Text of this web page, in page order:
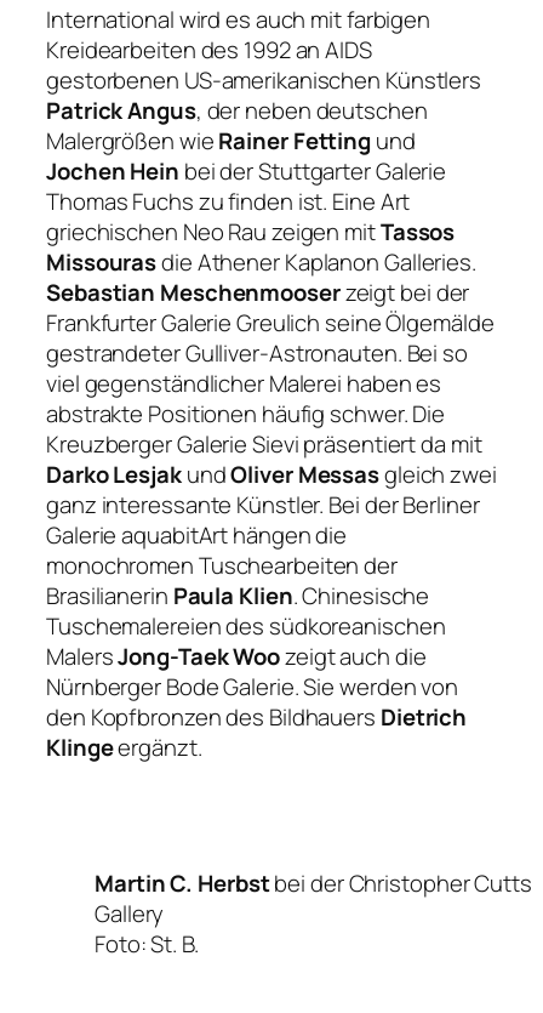
International wird es auch mit farbigen
Kreidearbeiten des 1992 an AIDS
gestorbenen US-amerikanischen Künstlers
Patrick Angus, der neben deutschen
Malergrößen wieRainer Fetting und
Jochen Hein bei der Stuttgarter Galerie
Thomas Fuchs zu finden ist. Eine Art
griechischen Neo Rau zeigen mitTassos
Missourasdie Athener Kaplanon Galleries.
Sebastian Meschenmooserzeigt bei der
Frankfurter Galerie Greulich seine Ölgemälde
gestrandeterGulliver-Astronauten. Bei so
viel gegenständlicher Malerei haben es
abstrakte Positionen häufig schwer. Die
Kreuzberger Galerie Sievi präsentiert da mit
Darko LesjakundOliver Messasgleich zwei
ganz interessante Künstler. Bei der Berliner
Galerie aquabitArt hängen die
monochromen Tuschearbeiten der
Brasilianerin Paula Klien. Chinesische
Tuschemalereien des südkoreanischen
MalersJong-Taek Woozeigt auch die
Nürnberger Bode Galerie. Sie werden von
den Kopfbronzen des Bildhauers Dietrich
Klingeergänzt.
Martin C. Herbstbei der Christopher Cutts
Gallery
Foto: St. B.